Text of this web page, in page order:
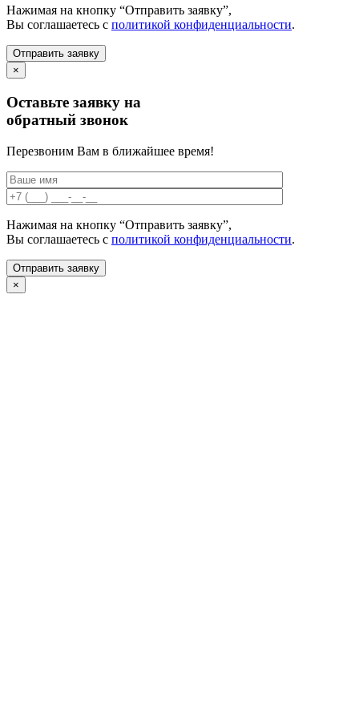
Нажимая на кнопку “Отправить заявку”,
Вы соглашаетесь с политикой конфиденциальности.
×
Оставьте заявку на
обратный звонок
Перезвоним Вам в ближайшее время!
Нажимая на кнопку “Отправить заявку”,
Вы соглашаетесь с политикой конфиденциальности.
×